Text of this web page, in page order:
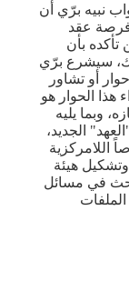
نبيه برّي أن
فرصة عقد
بأن
سيشرع برّي
أو تشاور
هذا الحوار هو
وبما يليه
الجديد،
اللامركزية
هيئة
في مسائل